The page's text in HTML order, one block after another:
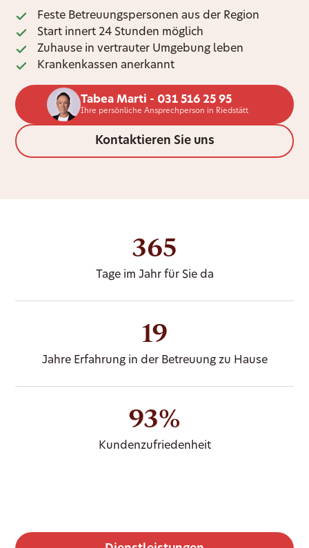
Feste Betreuungspersonen aus der Region
Start innert 24 Stunden möglich
Zuhause in vertrauter Umgebung leben
Krankenkassen anerkannt
Tabea Marti - 031 516 25 95
Ihre persönliche Ansprechperson in Riedstätt
Kontaktieren Sie uns
365
Tage im Jahr für Sie da
19
Jahre Erfahrung in der Betreuung zu Hause
93%
Kundenzufriedenheit